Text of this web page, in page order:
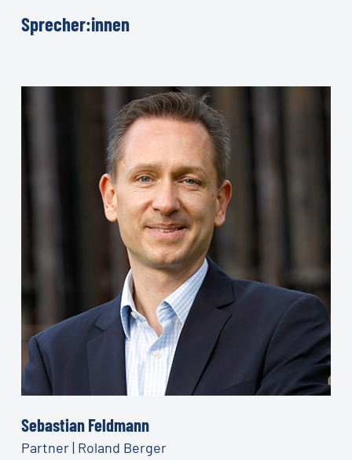
Sprecher:innen
Sebastian Feldmann
Partner | Roland Berger